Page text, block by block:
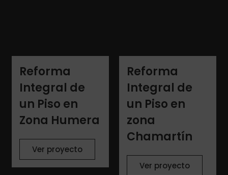
Reforma
Integral de
un Piso en
Zona Humera
Ver proyecto
Reforma
Integral de
un Piso en
zona
Chamartín
Ver proyecto